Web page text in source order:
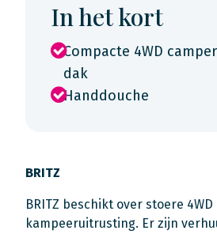
In het kort
Compacte 4WD
dak
Handdouche
BRITZ
BRITZ beschikt over stoere 4WD
kampeeruitrusting. Er zijn